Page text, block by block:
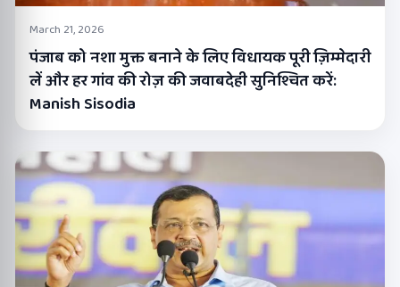
March 21, 2026
पंजाब को नशा मुक्त बनाने के लिए विधायक पूरी ज़िम्मेदारी
लें और हर गांव की रोज़ की जवाबदेही सुनिश्चित करें:
Manish Sisodia